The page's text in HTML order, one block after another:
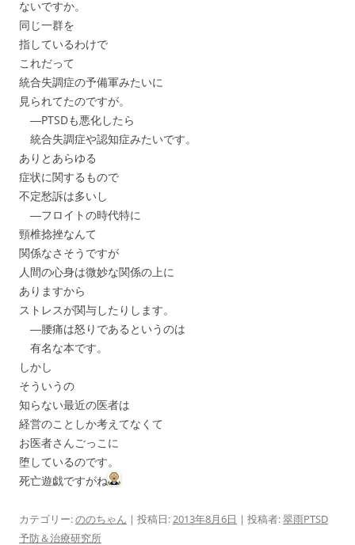
ないですか。
同じ一群を
指しているわけで
これだって
統合失調症の予備軍みたいに
見られてたのですが。
―PTSDも悪化したら
統合失調症や認知症みたいです。
ありとあらゆる
症状に関するもので
不定愁訴は多いし
―フロイトの時代特に
頸椎捻挫なんて
関係なさそうですが
人間の心身は微妙な関係の上に
ありますから
ストレスが関与したりします。
―腰痛は怒りであるというのは
有名な本です。
しかし
そういうの
知らない最近の医者は
経営のことしか考えてなくて
お医者さんごっこに
堕しているのです。
死亡遊戯ですがね
カテゴリー:ののちゃん | 投稿日:2013年8月6日 | 投稿者:翠雨PTSD
予防＆治療研究所